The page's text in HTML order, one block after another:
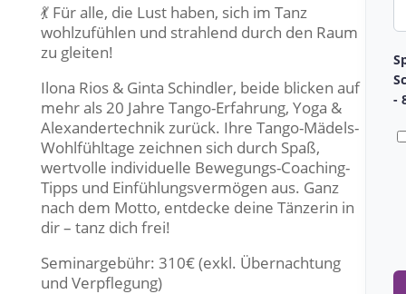
💃 Für alle, die Lust haben, sich im Tanz
wohlzufühlen und strahlend durch den Raum
zu gleiten!
Ilona Rios & Ginta Schindler, beide blicken auf
mehr als 20 Jahre Tango-Erfahrung, Yoga &
Alexandertechnik zurück. Ihre Tango-Mädels-
Wohlfühltage zeichnen sich durch Spaß,
wertvolle individuelle Bewegungs-Coaching-
Tipps und Einfühlungsvermögen aus. Ganz
nach dem Motto, entdecke deine Tänzerin in
dir – tanz dich frei!
Seminargebühr: 310€(exkl. Übernachtung
und Verpflegung)
-